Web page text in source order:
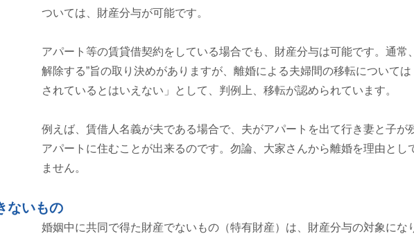
ついては、財産分与が可能です。
アパート等の賃貸借契約をしている場合でも、財産分与は可能です。通常
解除する”旨の取り決めがありますが、離婚による夫婦間の移転について
されているとはいえない」として、判例上、移転が認められています。
例えば、賃借人名義が夫である場合で、夫がアパートを出て行き妻と子が
アパートに住むことが出来るのです。勿論、大家さんから離婚を理由とし
ません。
ないもの
婚姻中に共同で得た財産でないもの（特有財産）は、財産分与の対象にな